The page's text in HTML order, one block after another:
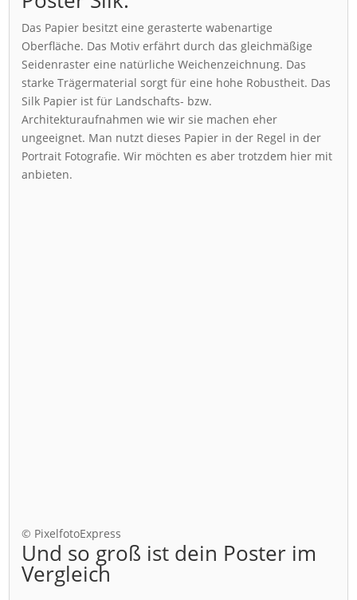
Das Papier besitzt eine gerasterte wabenartige
Oberfläche. Das Motiv erfährt durch das gleichmäßige
Seidenraster eine natürliche Weichenzeichnung. Das
starke Trägermaterial sorgt für eine hohe Robustheit. Das
Silk Papier ist für Landschafts- bzw.
Architekturaufnahmen wie wir sie machen eher
ungeeignet. Man nutzt dieses Papier in der Regel in der
Portrait Fotografie. Wir möchten es aber trotzdem hier mit
anbieten.
© PixelfotoExpress
Und so groß ist dein Poster im
Vergleich